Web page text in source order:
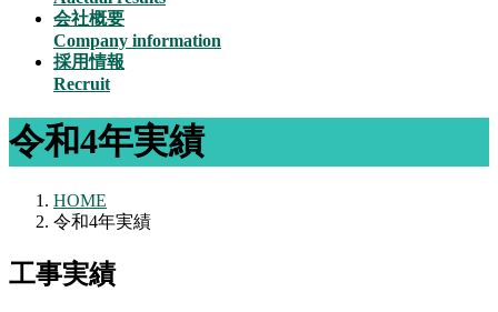
会社概要
Company information
採用情報
Recruit
令和4年実績
HOME
令和4年実績
工事実績